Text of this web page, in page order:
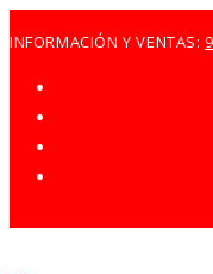
al
contenido
INFORMACIÓN Y VENTAS: